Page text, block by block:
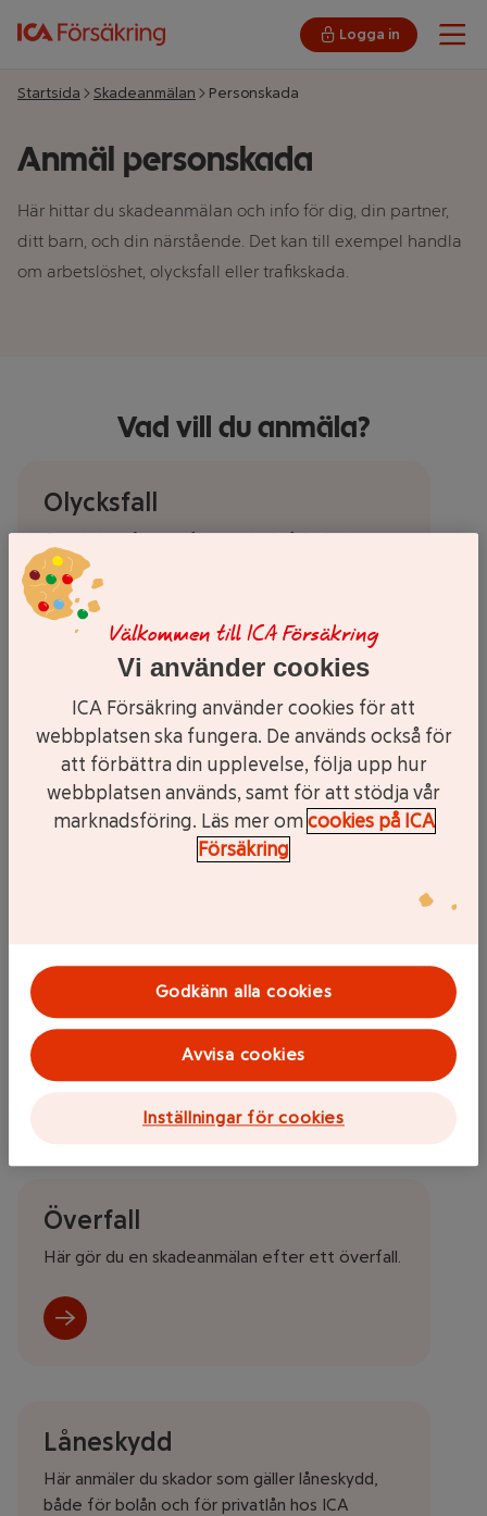
Logga in
Startsida Skadeanmälan Personskada
Anmäl personskada
Här hittar du skadeanmälan och info för dig, din partner,
ditt barn, och din närstående. Det kan till exempel handla
om arbetslöshet, olycksfall eller trafikskada.
Vad vill du anmäla?
Olycksfall
Om du har råkat ut för en olycksfallsskada.
Barn: olycksfall och sjukdom
Om ditt barn råkat ut för en olycka eller blivit
sjuk.
Gravid: olycksfall och sjukdom
skada.
Överfall
Här gör du en skadeanmälan efter ett överfall.
Låneskydd
Här anmäler du skador som gäller låneskydd,
både för bolån och för privatlån hos ICA
Välkommen till ICA Försäkring
Vi använder cookies
ICA Försäkring använder cookies för att
webbplatsen ska fungera. De används också för
att förbättra din upplevelse, följa upp hur
webbplatsen används, samt för att stödja vår
marknadsföring. Läs mer omcookies på ICA
Försäkring
Avvisa cookies
Godkänn alla cookies
Inställningar för cookies